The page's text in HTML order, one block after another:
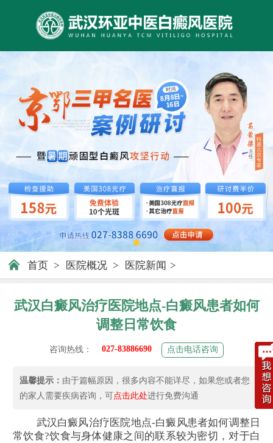
首页 > 医院概况 > 医院新闻 >
武汉白癜风治疗医院地点-白癜风患者如何
调整日常饮食
咨询热线： 027-83886690 点击电话咨询
温馨提示： 由于篇幅原因，很多内容不能详尽，如果您或者您
的家人需要疾病咨询，可点击此处进行免费沟通
武汉白癜风治疗医院地点-白癜风患者如何调整日
常饮食?饮食与身体健康之间的联系较为密切，对于白